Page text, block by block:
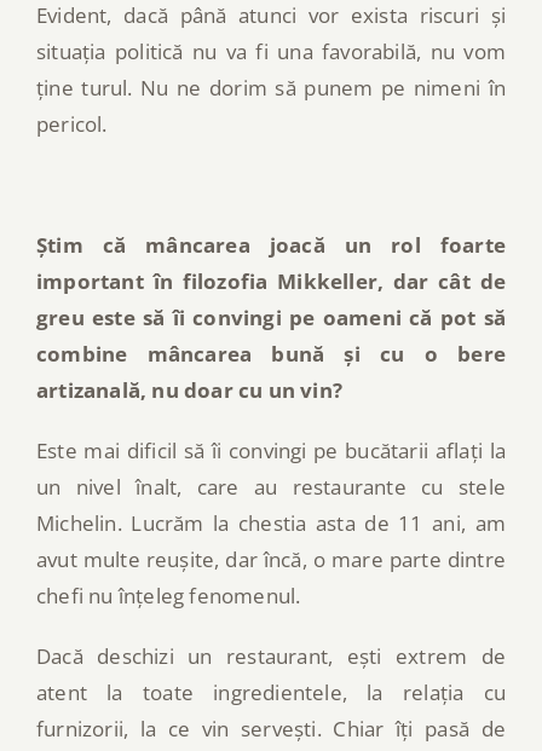
Evident, dacă până atunci vor exista riscuri și
situația politică nu va fi una favorabilă, nu vom
ține turul. Nu ne dorim să punem pe nimeni în
pericol.
Știm că mâncarea joacă un rol foarte
important în filozofia Mikkeller, dar cât de
greu este să îi convingi pe oameni că pot să
combine mâncarea bună și cu o bere
artizanală, nu doar cu un vin?
Este mai dificil să îi convingi pe bucătarii aflați la
un nivel înalt, care au restaurante cu stele
Michelin. Lucrăm la chestia asta de 11 ani, am
avut multe reușite, dar încă, o mare parte dintre
chefi nu înțeleg fenomenul.
Dacă deschizi un restaurant, ești extrem de
atent la toate ingredientele, la relația cu
furnizorii, la ce vin servești. Chiar îți pasă de